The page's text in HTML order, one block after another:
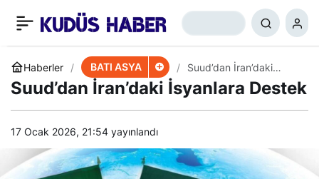
Haberler BATI ASYA
Suud’dan İran’daki
İsyanlara Destek
Suud’dan İran’daki İsyanlara Destek
17 Ocak 2026, 21:54 yayınlandı
Cezayir’den Örnek
Olacak Türkiye-İran
Açıklaması
+ 0 Paylaş